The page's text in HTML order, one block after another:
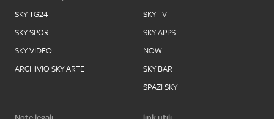
SKY TG24
SKY SPORT
SKY VIDEO
ARCHIVIO SKY ARTE
SKY TV
SKY APPS
NOW
SKY BAR
SPAZI SKY